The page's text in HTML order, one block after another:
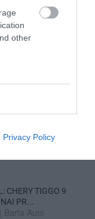
other
Privacy Policy
KIALAKULHATNAK
Mindenki ügye
BOGÁCSON, A
ÉRKE...
Riasztó
CHERY TIGGO 9
PR...
Barta Autó